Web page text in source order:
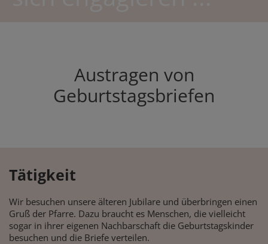
Austragen von
Geburtstagsbriefen
Tätigkeit
Wir besuchen unsere älteren Jubilare und überbringen einen
Gruß der Pfarre. Dazu braucht es Menschen, die vielleicht
sogar in ihrer eigenen Nachbarschaft die Geburtstagskinder
besuchen und die Briefe verteilen.